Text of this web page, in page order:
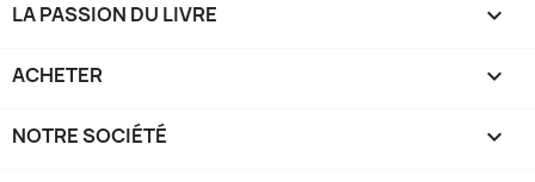
LA PASSION DU LIVRE 
ACHETER 
NOTRE SOCIÉTÉ 